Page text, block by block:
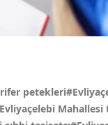
Mahallesi